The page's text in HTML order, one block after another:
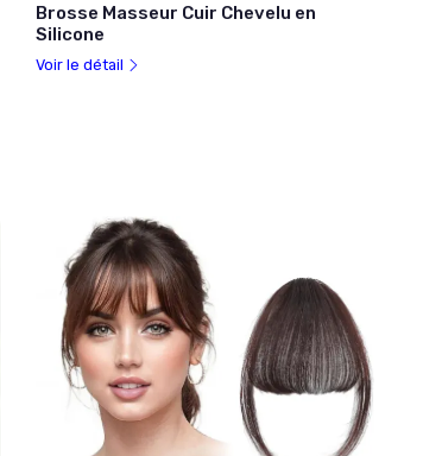
Brosse Masseur Cuir Chevelu en
Silicone
Voir le détail